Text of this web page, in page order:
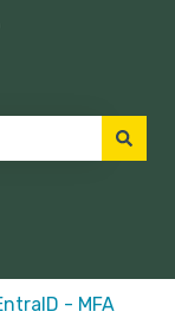
- MFA